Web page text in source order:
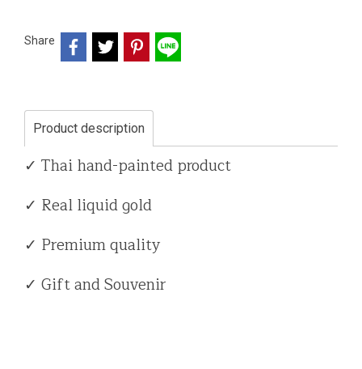
Share
Product description
✓ Thai hand-painted product
✓ Real liquid gold
✓ Premium quality
✓ Gift and Souvenir